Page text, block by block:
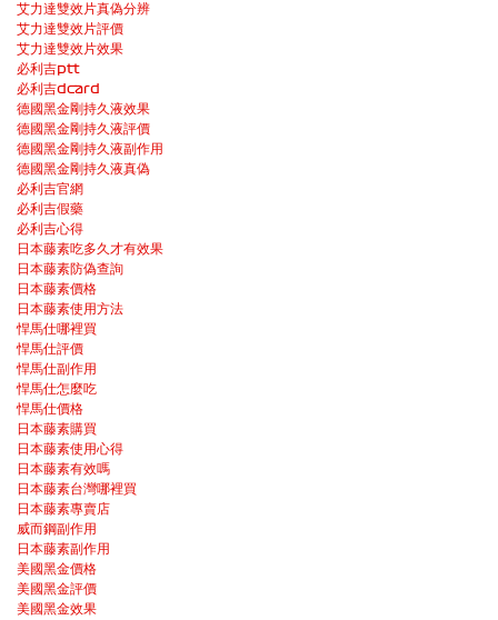
艾力達雙效片真偽分辨
艾力達雙效片評價
艾力達雙效片效果
必利吉ptt
必利吉dcard
德國黑金剛持久液效果
德國黑金剛持久液評價
德國黑金剛持久液副作用
德國黑金剛持久液真偽
必利吉官網
必利吉假藥
必利吉心得
日本藤素吃多久才有效果
日本藤素防偽查詢
日本藤素價格
日本藤素使用方法
悍馬仕哪裡買
悍馬仕評價
悍馬仕副作用
悍馬仕怎麼吃
悍馬仕價格
日本藤素購買
日本藤素使用心得
日本藤素有效嗎
日本藤素台灣哪裡買
日本藤素專賣店
威而鋼副作用
日本藤素副作用
美國黑金價格
美國黑金評價
美國黑金效果